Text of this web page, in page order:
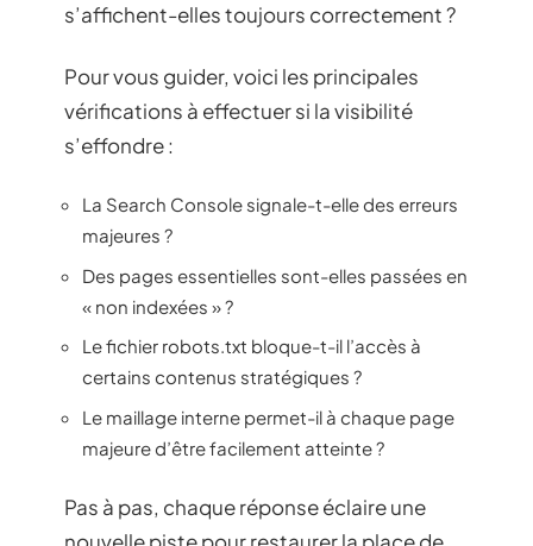
s’affichent-elles toujours correctement ?
Pour vous guider, voici les principales
vérifications à effectuer si la visibilité
s’effondre :
La Search Console signale-t-elle des erreurs
majeures ?
Des pages essentielles sont-elles passées en
« non indexées » ?
Le fichier robots.txt bloque-t-il l’accès à
certains contenus stratégiques ?
Le maillage interne permet-il à chaque page
majeure d’être facilement atteinte ?
Pas à pas, chaque réponse éclaire une